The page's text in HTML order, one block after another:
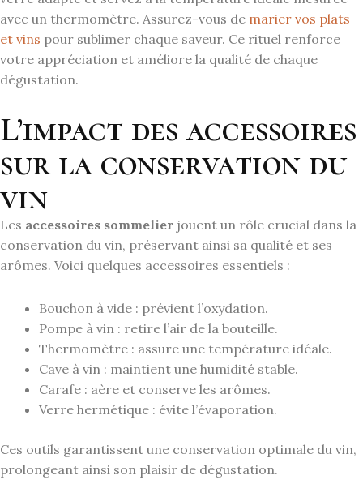
avec un thermomètre. Assurez-vous de marier vos plats
et vins pour sublimer chaque saveur. Ce rituel renforce
votre appréciation et améliore la qualité de chaque
dégustation.
L’impact des accessoires
sur la conservation du
vin
Les accessoires sommelier jouent un rôle crucial dans la
conservation du vin, préservant ainsi sa qualité et ses
arômes. Voici quelques accessoires essentiels :
Bouchon à vide : prévient l’oxydation.
Pompe à vin : retire l’air de la bouteille.
Thermomètre : assure une température idéale.
Cave à vin : maintient une humidité stable.
Carafe : aère et conserve les arômes.
Verre hermétique : évite l’évaporation.
Ces outils garantissent une conservation optimale du vin,
prolongeant ainsi son plaisir de dégustation.